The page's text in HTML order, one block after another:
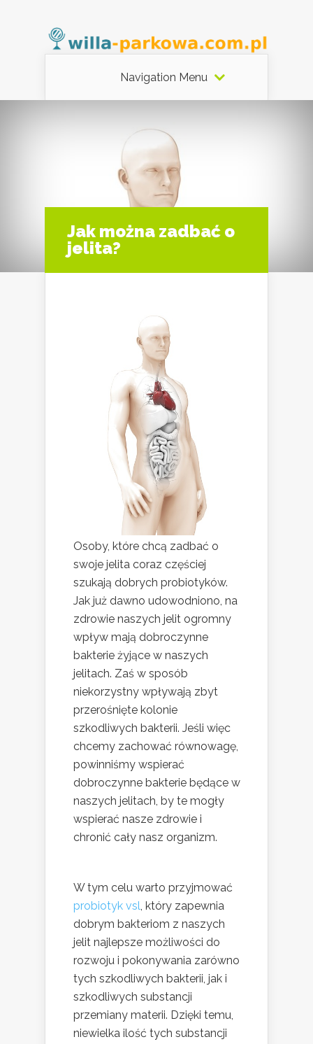
Navigation Menu
Jak można zadbać o
jelita?
Osoby, które chcą zadbać o
swoje jelita coraz częściej
szukają dobrych probiotyków.
Jak już dawno udowodniono, na
zdrowie naszych jelit ogromny
wpływ mają dobroczynne
bakterie żyjące w naszych
jelitach. Zaś w sposób
niekorzystny wpływają zbyt
przerośnięte kolonie
szkodliwych bakterii. Jeśli więc
chcemy zachować równowagę,
powinniśmy wspierać
dobroczynne bakterie będące w
naszych jelitach, by te mogły
wspierać nasze zdrowie i
chronić cały nasz organizm.
W tym celu warto przyjmować
probiotyk vsl, który zapewnia
dobrym bakteriom z naszych
jelit najlepsze możliwości do
rozwoju i pokonywania zarówno
tych szkodliwych bakterii, jak i
szkodliwych substancji
przemiany materii. Dzięki temu,
niewielka ilość tych substancji